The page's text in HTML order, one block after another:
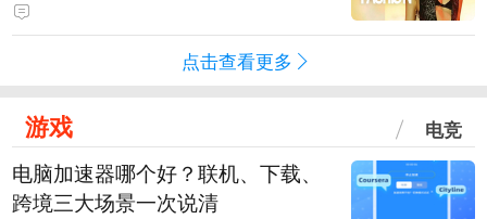
点击查看更多
游戏 电竞
电脑加速器哪个好？联机、下载、
跨境三大场景一次说清